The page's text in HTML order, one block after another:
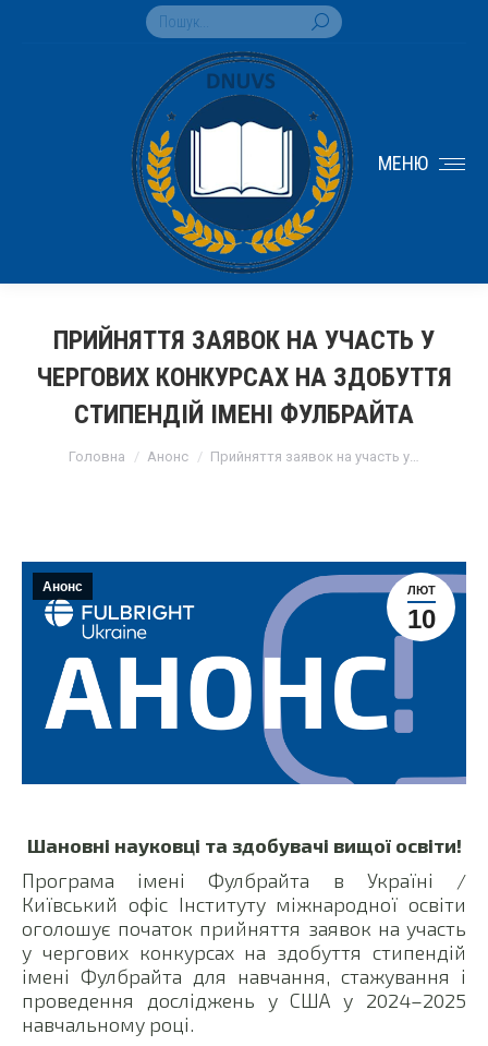
Search:
МЕНЮ
ПРИЙНЯТТЯ ЗАЯВОК НА УЧАСТЬ У
ЧЕРГОВИХ КОНКУРСАХ НА ЗДОБУТТЯ
СТИПЕНДІЙ ІМЕНІ ФУЛБРАЙТА
Головна Анонс Прийняття заявок на участь у…
ЛЮТ
10
Анонс
Шановні науковці та здобувачі вищої освіти!
Програма імені Фулбрайта в Україні /
Київський офіс Інституту міжнародної освіти
оголошує початок прийняття заявок на участь
у чергових конкурсах на здобуття стипендій
імені Фулбрайта для навчання, стажування і
проведення досліджень у США у 2024–2025
навчальному році.